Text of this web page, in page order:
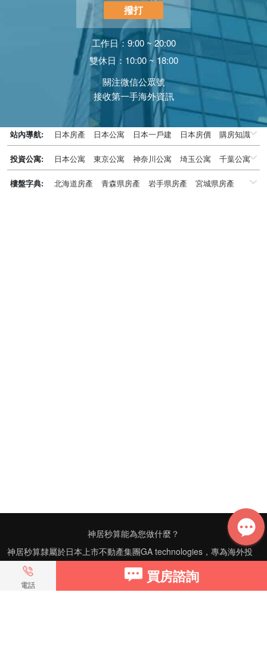
撥打
工作日：9:00 ~ 20:00
雙休日：10:00 ~ 18:00
關注微信公眾號
接收第一手海外資訊
電話 買房諮詢
站內導航: 日本房產 日本公寓 日本一戶建 日本房價
購房知識
日本投資概況
投資公寓:
日本公寓 東京公寓 神奈川公寓 埼玉公寓
千葉公寓
京都公寓
大阪公寓 兵庫県公寓
北海道公寓
福岡公寓
名古屋公寓 沖繩公寓
樓盤字典: 北海道房產 青森県房產 岩手県房產
宮城県房產
神居秒算能為您做什麼？
神居秒算隸屬於日本上市不動產集團GA technologies，專為海外投
資家提供全球投資、置業、留學、租房、移居等全流程服務，打破語
言及文化差异帶來的的障礙，更方便地探尋理想中的海外家園。
我們擁有專業的海外房產市場分析團隊，定期發佈專業投資分析報